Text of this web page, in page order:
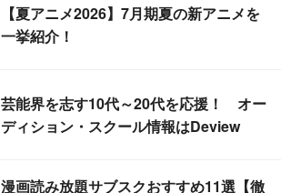
【夏アニメ2026】7月期夏の新アニメを
一挙紹介！
芸能界を志す10代～20代を応援！ オー
ディション・スクール情報はDeview
漫画読み放題サブスクおすすめ11選【徹